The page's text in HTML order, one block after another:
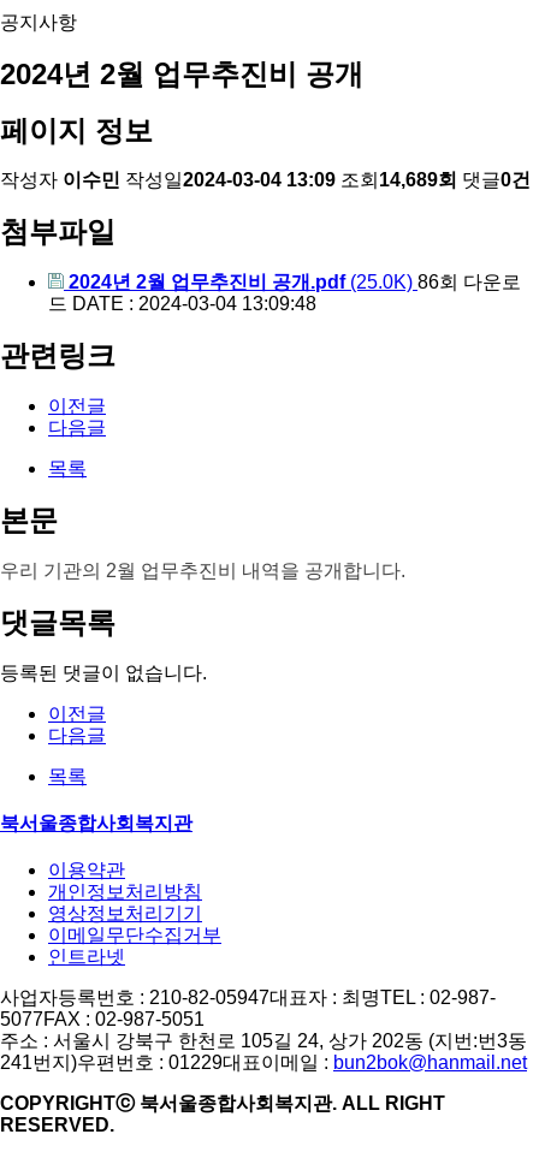
공지사항
2024년 2월 업무추진비 공개
페이지 정보
작성자 이수민 작성일2024-03-04 13:09 조회 14,689회 댓글0건
첨부파일
2024년 2월 업무추진비 공개.pdf(25.0K) 86회 다운로
드 DATE : 2024-03-04 13:09:48
관련링크
이전글
다음글
목록
본문
우리 기관의 2월 업무추진비 내역을 공개합니다.
댓글목록
등록된 댓글이 없습니다.
이전글
다음글
목록
북서울종합사회복지관
이용약관
개인정보처리방침
영상정보처리기기
이메일무단수집거부
인트라넷
사업자등록번호 : 210-82-05947대표자 : 최명TEL : 02-987-
5077FAX : 02-987-5051
주소 : 서울시 강북구 한천로 105길 24, 상가 202동 (지번:번3동
241번지)우편번호 : 01229대표이메일 : bun2bok@hanmail.net
COPYRIGHTⓒ 북서울종합사회복지관. ALL RIGHT
RESERVED.